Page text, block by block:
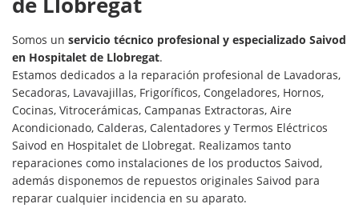
Somos un servicio técnico profesional y especializado Saivod
en Hospitalet de Llobregat.
Estamos dedicados a la reparación profesional de Lavadoras,
Secadoras, Lavavajillas, Frigoríficos, Congeladores, Hornos,
Cocinas, Vitrocerámicas, Campanas Extractoras, Aire
Acondicionado, Calderas, Calentadores y Termos Eléctricos
Saivod en Hospitalet de Llobregat. Realizamos tanto
reparaciones como instalaciones de los productos Saivod,
además disponemos de repuestos originales Saivod para
reparar cualquier incidencia en su aparato.